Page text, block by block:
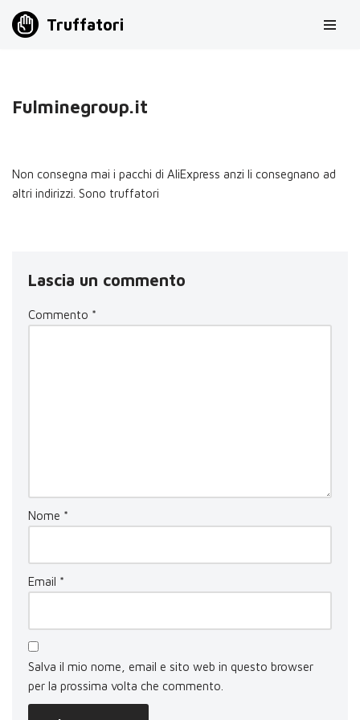
Truffatori
Fulminegroup.it
Non consegna mai i pacchi di AliExpress anzi li consegnano ad
altri indirizzi. Sono truffatori
Lascia un commento
Commento *
Nome *
Email *
Salva il mio nome, email e sito web in questo browser
per la prossima volta che commento.